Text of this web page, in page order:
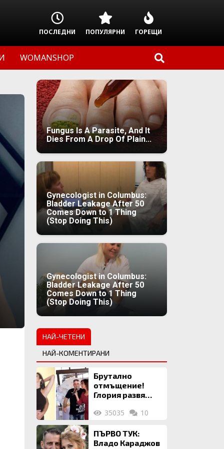
ПОСЛЕДНИ ПОПУЛЯРНИ ГОРЕЩИ
WOMANSHOP
Fungus Is A Parasite, And It
Dies From A Drop Of Plain...
Gynecologist in Columbus:
Bladder Leakage After 50
Comes Down to 1 Thing
(Stop Doing This)
Gynecologist in Columbus:
Bladder Leakage After 50
Comes Down to 1 Thing
(Stop Doing This)
НАЙ-ЧЕТЕНИ
НАЙ-КОМЕНТИРАНИ
Брутално
отмъщение!
Глория развя
на Илия: Ожени
жена, заряза
Симона, за да
35035 10
ПЪРВО ТУК:
Владо Караджов